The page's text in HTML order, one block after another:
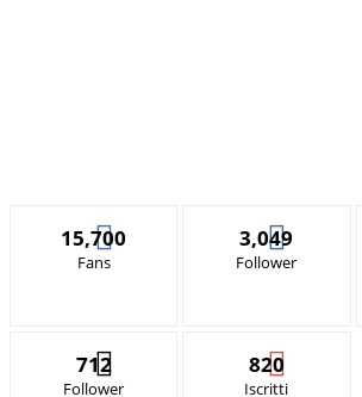
15,700
Fans
3,049
Follower
712
Follower
820
Iscritti